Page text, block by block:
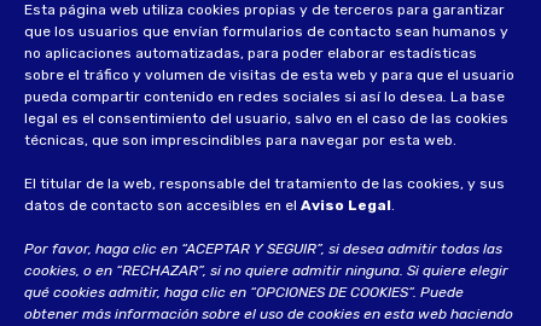
Esta página web utiliza cookies propias y de terceros para garantizar
que los usuarios que envían formularios de contacto sean humanos y
no aplicaciones automatizadas, para poder elaborar estadísticas
sobre el tráfico y volumen de visitas de esta web y para que el usuario
pueda compartir contenido en redes sociales si así lo desea. La base
legal es el consentimiento del usuario, salvo en el caso de las cookies
técnicas, que son imprescindibles para navegar por esta web.
El titular de la web, responsable del tratamiento de las cookies, y sus
datos de contacto son accesibles en el Aviso Legal.
Por favor, haga clic en “ACEPTAR Y SEGUIR”, si desea admitir todas las
cookies, o en “RECHAZAR”, si no quiere admitir ninguna. Si quiere elegir
qué cookies admitir, haga clic en “OPCIONES DE COOKIES”. Puede
obtener más información sobre el uso de cookies en esta web haciendo
Aviso Legal
Política de privacidad
Política de privacidad socios
Política de cookies